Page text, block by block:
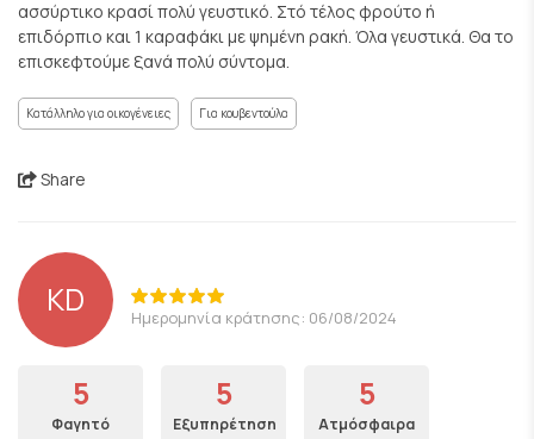
ασσύρτικο κρασί πολύ γευστικό. Στό τέλος φρούτο ή
επιδόρπιο και 1 καραφάκι με ψημένη ρακή. Όλα γευστικά. Θα το
επισκεφτούμε ξανά πολύ σύντομα.
Κατάλληλο για οικογένειες Για κουβεντούλα
Share
KD Ημερομηνία κράτησης: 06/08/2024
5
Φαγητό
5
Εξυπηρέτηση
5
Ατμόσφαιρα